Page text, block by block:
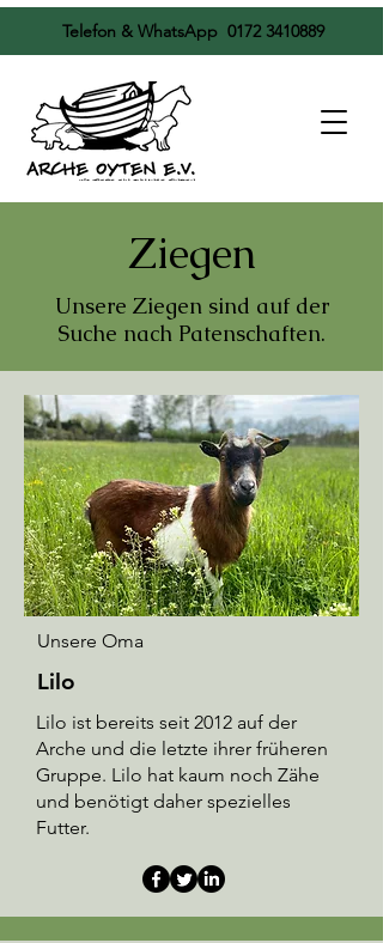
Telefon & WhatsApp 0172 3410889
Ziegen
Unsere Ziegen sind auf der
Suche nach Patenschaften.
Unsere Oma
Lilo
Lilo ist bereits seit 2012 auf der
Arche und die letzte ihrer früheren
Gruppe. Lilo hat kaum noch Zähe
und benötigt daher spezielles
Futter.